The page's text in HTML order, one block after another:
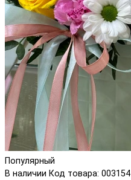
Популярный
В наличии Код товара: 003154